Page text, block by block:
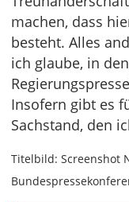
machen, dass
besteht. Alles
ich glaube, in
Insofern gibt es
Sachstand, den
Titelbild: Screenshot